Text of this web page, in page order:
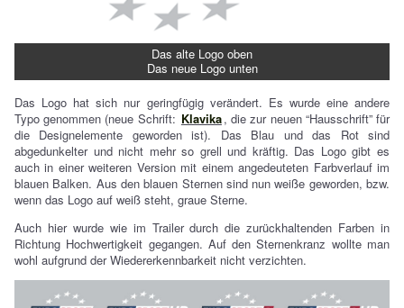
Das alte Logo oben
Das neue Logo unten
Das Logo hat sich nur geringfügig verändert. Es wurde eine andere
Typo genommen (neue Schrift: Klavika, die zur neuen “Hausschrift” für
die Designelemente geworden ist). Das Blau und das Rot sind
abgedunkelter und nicht mehr so grell und kräftig. Das Logo gibt es
auch in einer weiteren Version mit einem angedeuteten Farbverlauf im
blauen Balken. Aus den blauen Sternen sind nun weiße geworden, bzw.
wenn das Logo auf weiß steht, graue Sterne.
Auch hier wurde wie im Trailer durch die zurückhaltenden Farben in
Richtung Hochwertigkeit gegangen. Auf den Sternenkranz wollte man
wohl aufgrund der Wiedererkennbarkeit nicht verzichten.